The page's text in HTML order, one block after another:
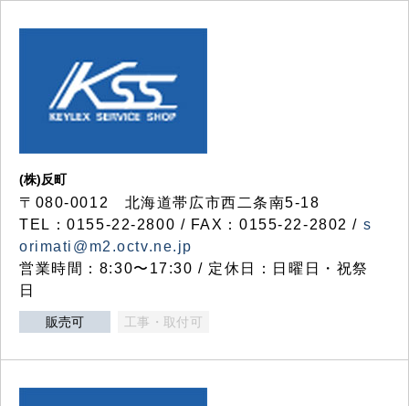
(株)反町
〒080-0012 北海道帯広市西二条南5-18
TEL：0155-22-2800 / FAX：0155-22-2802 / s
orimati@m2.octv.ne.jp
営業時間：8:30〜17:30 / 定休日：日曜日・祝祭
日
販売可 工事・取付可